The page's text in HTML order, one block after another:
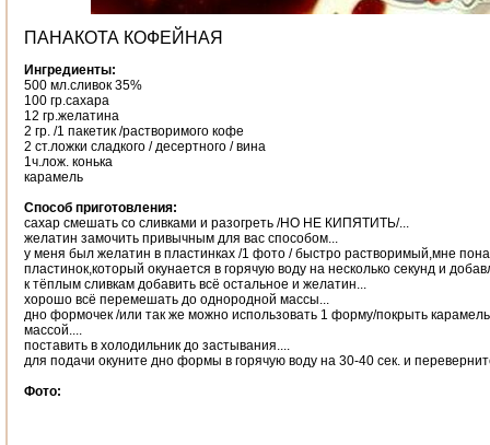
ПАНАКОТА КОФЕЙНАЯ
Ингредиенты:
500 мл.сливок 35%
100 гр.сахара
12 гр.желатина
2 гр. /1 пакетик /растворимого кофе
2 ст.ложки сладкого / десертного / вина
1ч.лож. конька
карамель
Способ приготовления:
сахар смешать со сливками и разогреть /НО НЕ КИПЯТИТЬ/...
желатин замочить привычным для вас способом...
у меня был желатин в пластинках /1 фото / быстро растворимый,мне
пластинок,который окунается в горячую воду на несколько секунд и
к тёплым сливкам добавить всё остальное и желатин...
хорошо всё перемешать до однородной массы...
дно формочек /или так же можно использовать 1 форму/покрыть
массой....
поставить в холодильник до застывания....
для подачи окуните дно формы в горячую воду на 30-40 сек. и
Фото: